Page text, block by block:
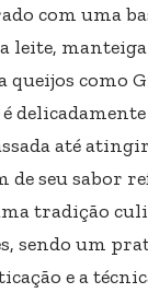
com uma
leite,
queijos como
até
de seu sabor
tradição
sendo um
e a